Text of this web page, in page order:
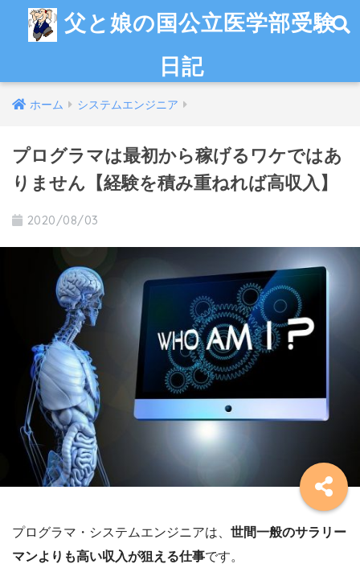
父と娘の国公立医学部受験
日記
ホーム システムエンジニア
プログラマは最初から稼げるワケではあ
りません【経験を積み重ねれば高収入】
2020/08/03
プログラマ・システムエンジニアは、 世間一般のサラリー
マンよりも高い収入が狙える仕事です。